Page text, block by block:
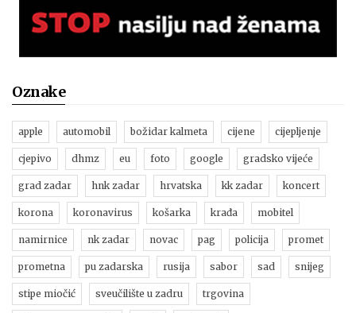
Oznake
apple automobil božidar kalmeta cijene cijepljenje
cjepivo dhmz eu foto google gradsko vijeće
grad zadar hnk zadar hrvatska kk zadar koncert
korona koronavirus košarka krađa mobitel
namirnice nk zadar novac pag policija promet
prometna pu zadarska rusija sabor sad snijeg
stipe miočić sveučilište u zadru trgovina